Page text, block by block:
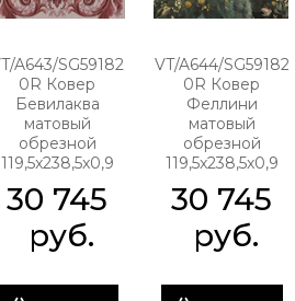
A643/SG59182
0R Ковер
Бевилаква
матовый
обрезной
119,5x238,5x0,9
30 745
руб.
VT/A644/SG59182
0R Ковер
Феллини
матовый
обрезной
119,5x238,5x0,9
30 745
руб.